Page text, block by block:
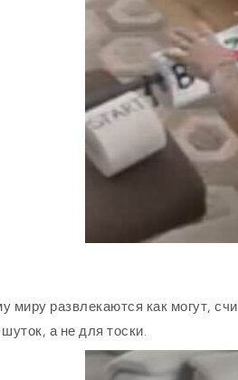
миру развлекаются как могут,
а не для тоски.